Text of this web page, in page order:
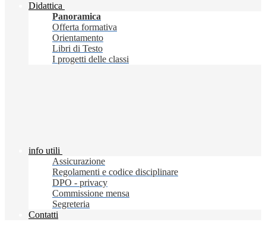
Didattica
Panoramica
Offerta formativa
Orientamento
Libri di Testo
I progetti delle classi
info utili
Assicurazione
Regolamenti e codice disciplinare
DPO - privacy
Commissione mensa
Segreteria
Contatti